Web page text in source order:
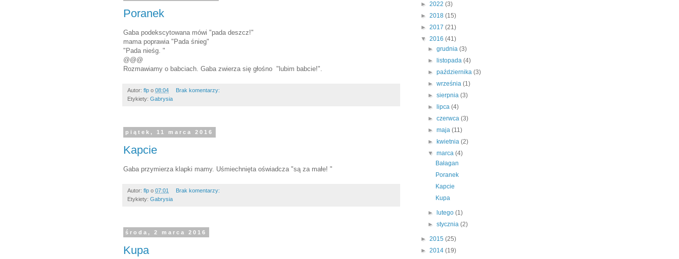
Poranek
Gaba podekscytowana mówi "pada deszcz!"
mama poprawia "Pada śnieg"
"Pada nieśg. "
@@@
Rozmawiamy o babciach. Gaba zwierza się głośno "lubim babcie!".
Autor: flp o 08:04
Brak komentarzy:
Etykiety: Gabrysia
piątek, 11 marca 2016
Kapcie
Gaba przymierza klapki mamy. Uśmiechnięta oświadcza "są za małe! "
Autor: flp o 07:01
Brak komentarzy:
Etykiety: Gabrysia
środa, 2 marca 2016
Kupa
► 2022 (3)
► 2018 (15)
► 2017 (21)
▼ 2016 (41)
►grudnia(3)
►
listopada(4)
►października(3)
►września(1)
►sierpnia(3)
►
lipca(4)
►czerwca(3)
►maja(11)
►
kwietnia(2)
▼marca(4)
Bałagan
Poranek
Kapcie
Kupa
► lutego(1)
►stycznia(2)
► 2015 (25)
► 2014 (19)